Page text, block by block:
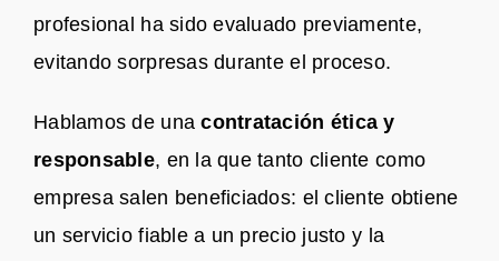
profesional ha sido evaluado previamente,
evitando sorpresas durante el proceso.
Hablamos de unacontratación ética y
responsable, en la que tanto cliente como
empresa salen beneficiados: el cliente obtiene
un servicio fiable a un precio justo y la